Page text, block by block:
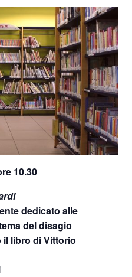
10.30
dedicato alle
del disagio
libro di Vittorio